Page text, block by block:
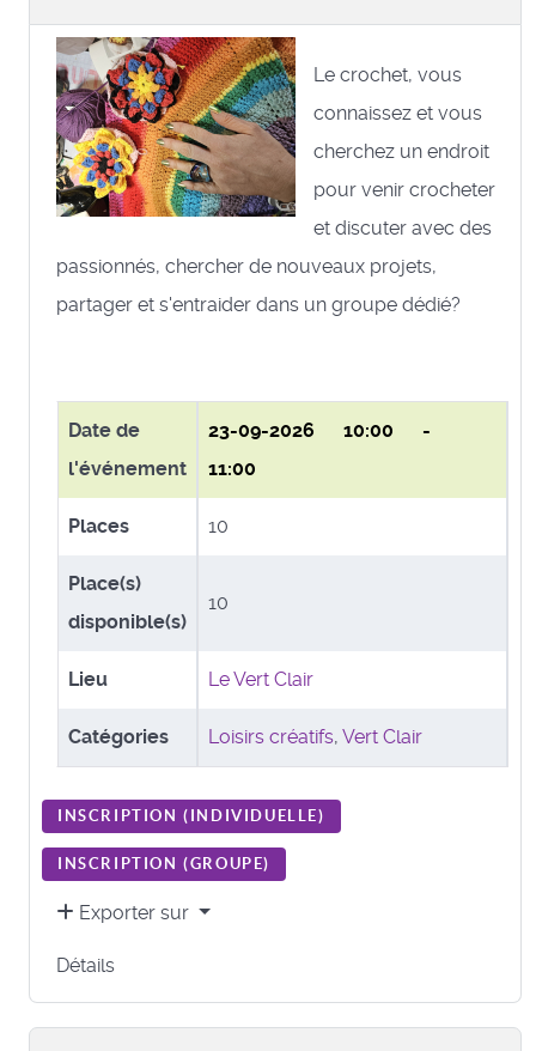
Le crochet, vous
connaissez et vous
cherchez un endroit
pour venir crocheter
et discuter avec des
passionnés, chercher de nouveaux projets,
partager et s'entraider dans un groupe dédié?
Date de
l'événement
23-09-2026 10:00 -
11:00
Places 10
Place(s)
disponible(s)
10
Lieu Le Vert Clair
Catégories Loisirs créatifs, Vert Clair
INSCRIPTION ( INDIVIDUELLE)
INSCRIPTION (GROUPE)
Exporter sur
Détails